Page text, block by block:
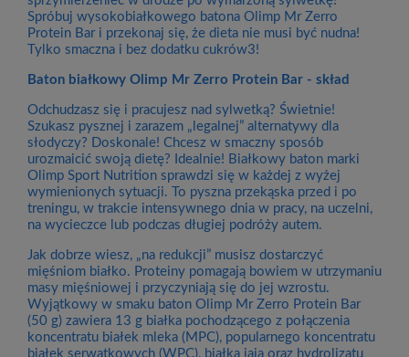
Spróbuj wysokobiałkowego batona Olimp Mr Zerro
Protein Bar i przekonaj się, że dieta nie musi być nudna!
Tylko smaczna i bez dodatku cukrów3!
Baton białkowy Olimp Mr Zerro Protein Bar - skład
Odchudzasz się i pracujesz nad sylwetką? Świetnie!
Szukasz pysznej i zarazem „legalnej” alternatywy dla
słodyczy? Doskonale! Chcesz w smaczny sposób
urozmaicić swoją dietę? Idealnie! Białkowy baton marki
Olimp Sport Nutrition sprawdzi się w każdej z wyżej
wymienionych sytuacji. To pyszna przekąska przed i po
treningu, w trakcie intensywnego dnia w pracy, na uczelni,
na wycieczce lub podczas długiej podróży autem.
Jak dobrze wiesz, „na redukcji” musisz dostarczyć
mięśniom białko. Proteiny pomagają bowiem w utrzymaniu
masy mięśniowej i przyczyniają się do jej wzrostu.
Wyjątkowy w smaku baton Olimp Mr Zerro Protein Bar
(50 g) zawiera 13 g białka pochodzącego z połączenia
koncentratu białek mleka (MPC), popularnego koncentratu
białek serwatkowych (WPC), białka jaja oraz hydrolizatu